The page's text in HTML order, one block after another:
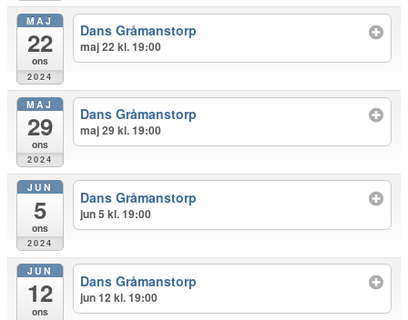
MAJ
22
ons
2024
Dans Gråmanstorp
maj 22 kl. 19:00
MAJ
29
ons
2024
Dans Gråmanstorp
maj 29 kl. 19:00
JUN
5
ons
2024
Dans Gråmanstorp
jun 5 kl. 19:00
JUN
12
ons
Dans Gråmanstorp
jun 12 kl. 19:00